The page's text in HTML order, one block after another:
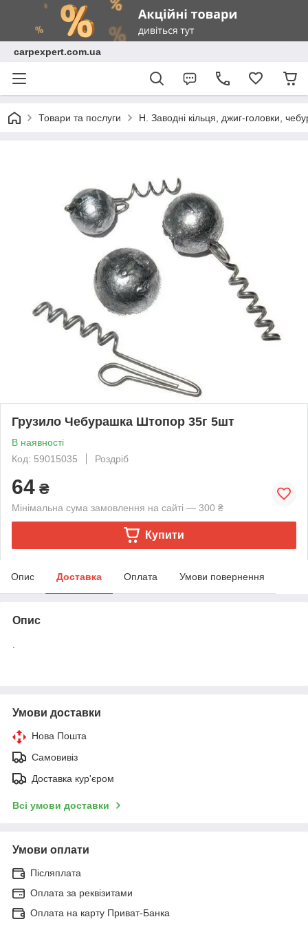
carpexpert.com.ua
Товари та послуги H. Заводні кільця, джиг-головки,
Грузило Чебурашка Штопор 35г 5шт
В наявності
Код: 59015035
Роздріб
64 ₴
Мінімальна сума замовлення на сайті — 300 ₴
Купити
Опис Доставка Оплата Умови повернення
Опис
Умови доставки
Нова Пошта
Самовивіз
Доставка кур'єром
Всі умови доставки
Умови оплати
Післяплата
Оплата за реквізитами
Оплата на карту Приват-Банка